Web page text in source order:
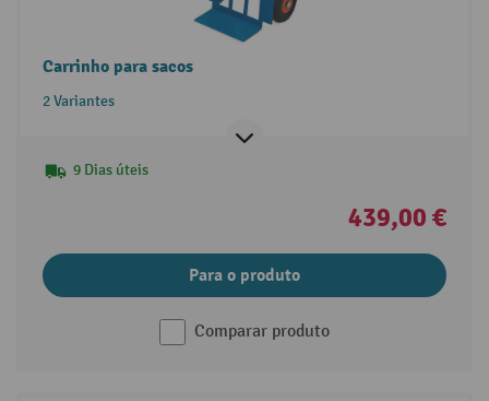
Carrinho para sacos
2 Variantes
9 Dias úteis
439,00 €
Para o produto
Comparar produto